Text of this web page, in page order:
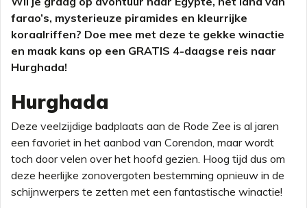
farao’s, mysterieuze piramides en kleurrijke
koraalriffen? Doe mee met deze te gekke winactie
en maak kans op een GRATIS 4-daagse reis naar
Hurghada!
Hurghada
Deze veelzijdige badplaats aan de Rode Zee is al jaren
een favoriet in het aanbod van Corendon, maar wordt
toch door velen over het hoofd gezien. Hoog tijd dus om
deze heerlijke zonovergoten bestemming opnieuw in de
schijnwerpers te zetten met een fantastische winactie!